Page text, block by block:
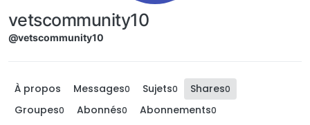
vetscommunity10
@vetscommunity10
À propos Messages0 Sujets0 Shares0
Groupes0 Abonnés0 Abonnements0